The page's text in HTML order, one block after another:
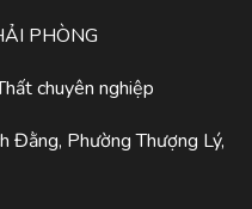
PHÒNG
chuyên nghiệp
Đằng, Phường Thượng Lý,